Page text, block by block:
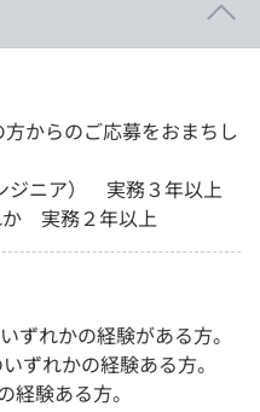
からのご応募をおまちし
ジニア） 実務３年以上
実務２年以上
ずれかの経験がある方。
ずれかの経験ある方。
経験ある方。